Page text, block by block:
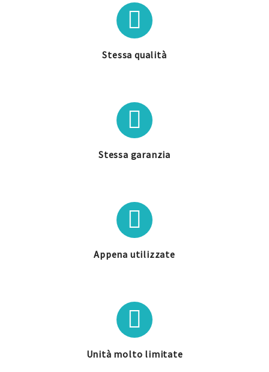
Stessa qualità
Stessa garanzia
Appena utilizzate
Unità molto limitate